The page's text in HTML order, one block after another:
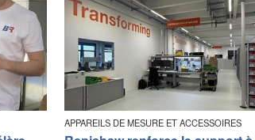
APPAREILS DE MESURE ET ACCESSOIRES